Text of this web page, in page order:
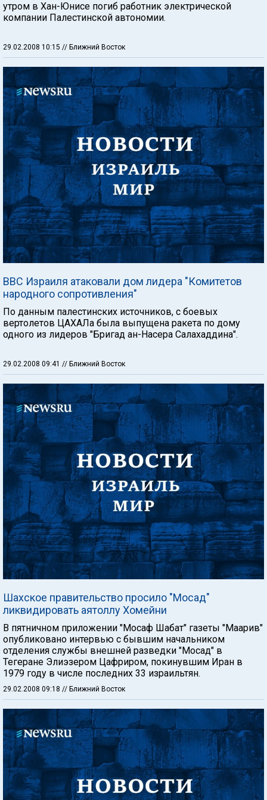
утром в Хан-Юнисе погиб работник электрической
компании Палестинской автономии.
29.02.2008 10:15 // Ближний Восток
ВВС Израиля атаковали дом лидера "Комитетов
народного сопротивления"
По данным палестинских источников, с боевых
вертолетов ЦАХАЛа была выпущена ракета по дому
одного из лидеров "Бригад ан-Насера Салахаддина".
29.02.2008 09:41 // Ближний Восток
Шахское правительство просило "Мосад"
ликвидировать аятоллу Хомейни
В пятничном приложении "Мосаф Шабат" газеты "Маарив"
опубликовано интервью с бывшим начальником
отделения службы внешней разведки "Мосад" в
Тегеране Элиэзером Цафриром, покинувшим Иран в
1979 году в числе последних 33 израильтян.
29.02.2008 09:18 // Ближний Восток